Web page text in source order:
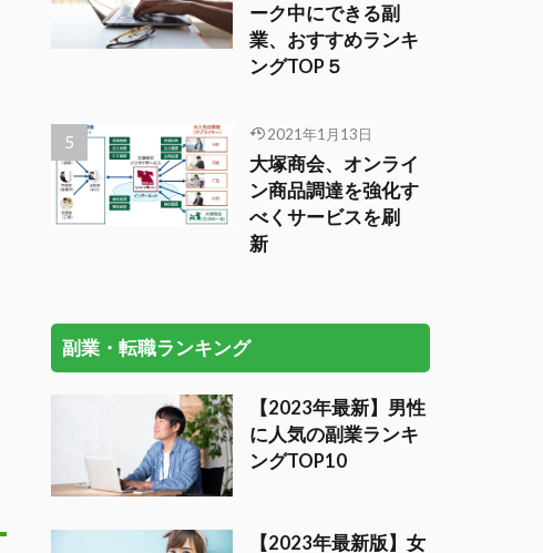
ーク中にできる副
業、おすすめランキ
ングTOP５
2021年1月13日
大塚商会、オンライ
ン商品調達を強化す
べくサービスを刷
新
副業・転職ランキング
【2023年最新】男性
に人気の副業ランキ
ングTOP10
【2023年最新版】女